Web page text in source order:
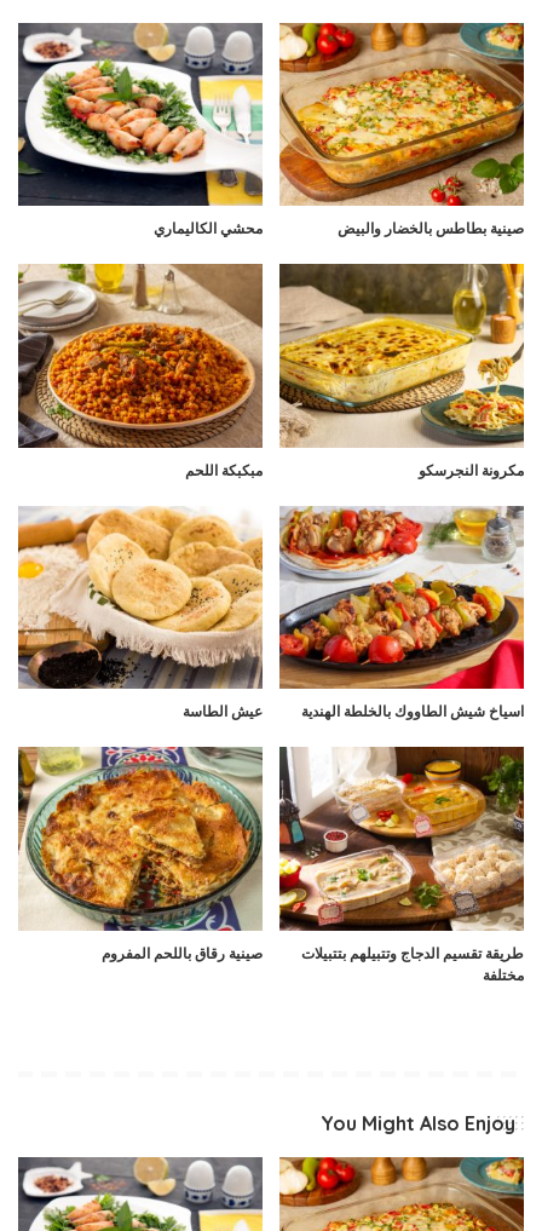
صينية بطاطس بالخضار والبيض محشي الكاليماري
مكرونة النجرسكو مبكبكة اللحم
اسياخ شيش الطاووك بالخلطة الهندية عيش الطاسة
طريقة تقسيم الدجاج وتتبيلهم بتتبيلات
مختلفة
صينية رقاق باللحم المفروم
You Might Also Enjoy